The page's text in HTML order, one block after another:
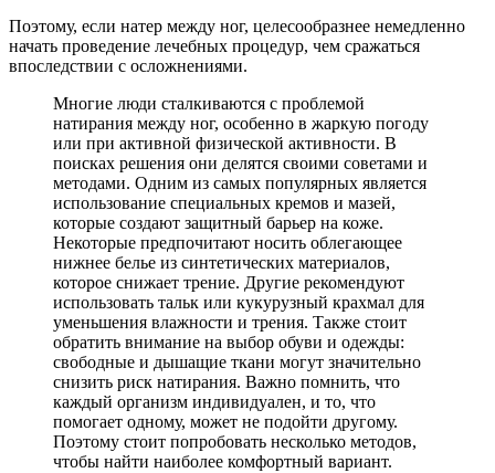
Поэтому, если натер между ног, целесообразнее немедленно
начать проведение лечебных процедур, чем сражаться
впоследствии с осложнениями.
Многие люди сталкиваются с проблемой
натирания между ног, особенно в жаркую погоду
или при активной физической активности. В
поисках решения они делятся своими советами и
методами. Одним из самых популярных является
использование специальных кремов и мазей,
которые создают защитный барьер на коже.
Некоторые предпочитают носить облегающее
нижнее белье из синтетических материалов,
которое снижает трение. Другие рекомендуют
использовать тальк или кукурузный крахмал для
уменьшения влажности и трения. Также стоит
обратить внимание на выбор обуви и одежды:
свободные и дышащие ткани могут значительно
снизить риск натирания. Важно помнить, что
каждый организм индивидуален, и то, что
помогает одному, может не подойти другому.
Поэтому стоит попробовать несколько методов,
чтобы найти наиболее комфортный вариант.